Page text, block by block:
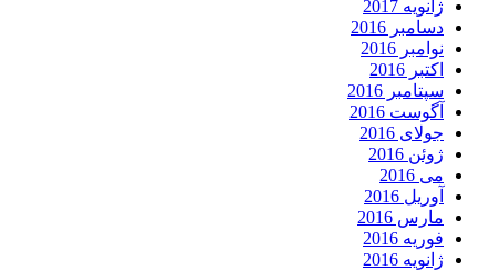
ژانویه 2017
دسامبر 2016
نوامبر 2016
اکتبر 2016
سپتامبر 2016
آگوست 2016
جولای 2016
ژوئن 2016
می 2016
آوریل 2016
مارس 2016
فوریه 2016
ژانویه 2016